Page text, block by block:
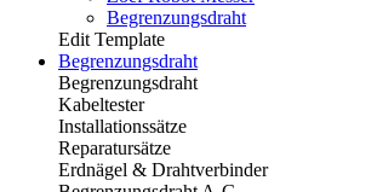
Begrenzungsdraht
Edit Template
Begrenzungsdraht
Begrenzungsdraht
Kabeltester
Installationssätze
Reparatursätze
Erdnägel & Drahtverbinder